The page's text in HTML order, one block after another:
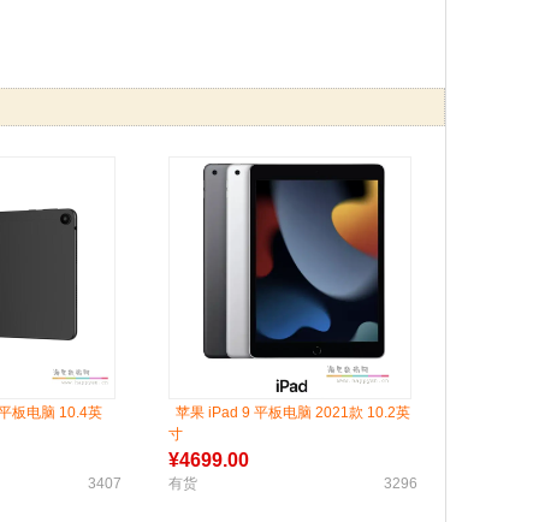
板电脑 10.4英
3407
苹果 iPad 9 平板电脑 2021款 10.2英
寸
¥4699.00
有货 3296